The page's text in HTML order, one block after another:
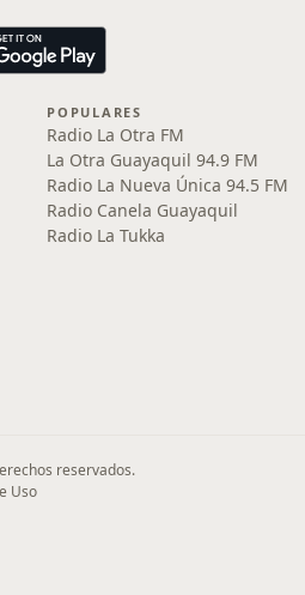
POPULARES
Radio La Otra FM
La Otra Guayaquil 94.9 FM
Radio La Nueva Única 94.5 FM
Radio Canela Guayaquil
Radio La Tukka
reservados.
Uso